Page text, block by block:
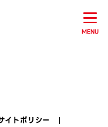
MENU
イトポリシー